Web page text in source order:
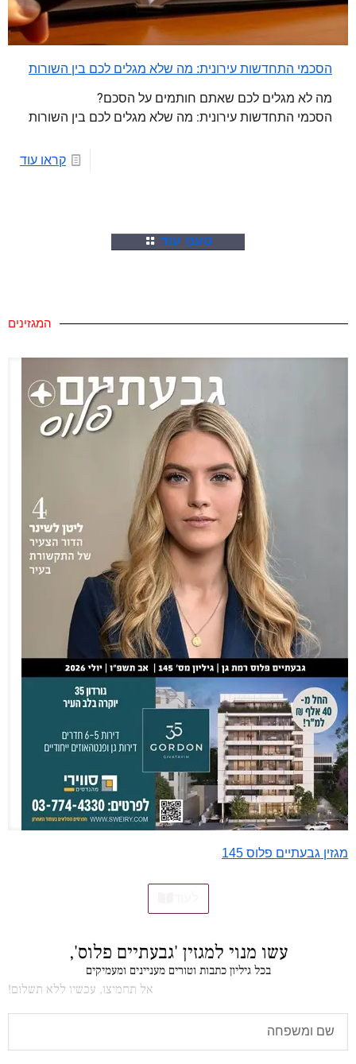
הסכמי התחדשות עירונית: מה שלא מגלים לכם בין השורות
מה לא מגלים לכם שאתם חותמים על הסכם?
הסכמי התחדשות עירונית: מה שלא מגלים לכם בין השורות
קראו עוד
טענו עוד
המגזינים
מגזין גבעתיים פלוס 145
עשו מנוי למגזין 'גבעתיים פלוס',
בכל גיליון כתבות וטורים מעניינים ומעמיקים
אל תחמיצו, עכשיו ללא תשלום!